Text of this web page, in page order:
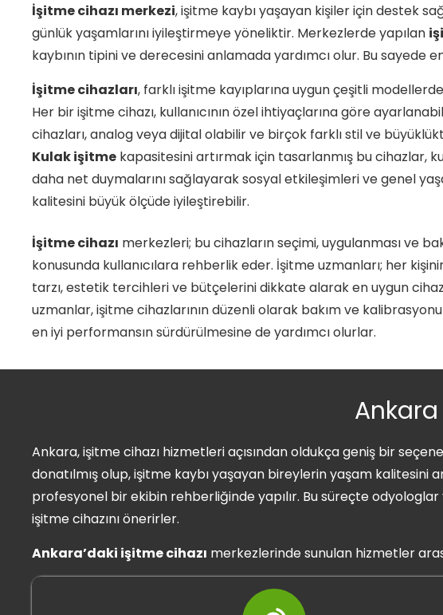
İşitme cihazı merkezi, işitme kaybı yaşayan kişiler için destek
günlük yaşamlarını iyileştirmeye yöneliktir. Merkezlerde yapılan
kaybının tipini ve derecesini anlamada yardımcı olur. Bu sayede
İşitme cihazları, farklı işitme kayıplarına uygun çeşitli
Her bir işitme cihazı, kullanıcının özel ihtiyaçlarına göre
cihazları, analog veya dijital olabilir ve birçok farklı stil ve
Kulak işitme kapasitesini artırmak için tasarlanmış bu cihazlar,
daha net duymalarını sağlayarak sosyal etkileşimleri ve genel
kalitesini büyük ölçüde iyileştirebilir.
İşitme cihazı merkezleri; bu cihazların seçimi, uygulanması ve
konusunda kullanıcılara rehberlik eder. İşitme uzmanları; her
tarzı, estetik tercihleri ve bütçelerini dikkate alarak en uygun
uzmanlar, işitme cihazlarının düzenli olarak bakım ve
en iyi performansın sürdürülmesine de yardımcı olurlar.
Ankara
Ankara, işitme cihazı hizmetleri açısından oldukça geniş bir
donatılmış olup, işitme kaybı yaşayan bireylerin yaşam kalitesini
profesyonel bir ekibin rehberliğinde yapılır. Bu süreçte
işitme cihazını önerirler.
Ankara’daki işitme cihazı merkezlerinde sunulan hizmetler